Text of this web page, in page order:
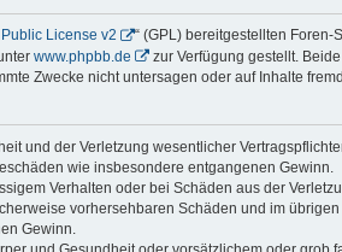
License v2 “ (GPL) bereitgestellten
www.phpbb.de
zur Verfügung gestellt.
Zwecke nicht untersagen oder auf Inhalte
und der Verletzung wesentlicher
wie insbesondere entgangenen Gewinn.
Verhalten oder bei Schäden aus der
vorhersehbaren Schäden und im
Gewinn.